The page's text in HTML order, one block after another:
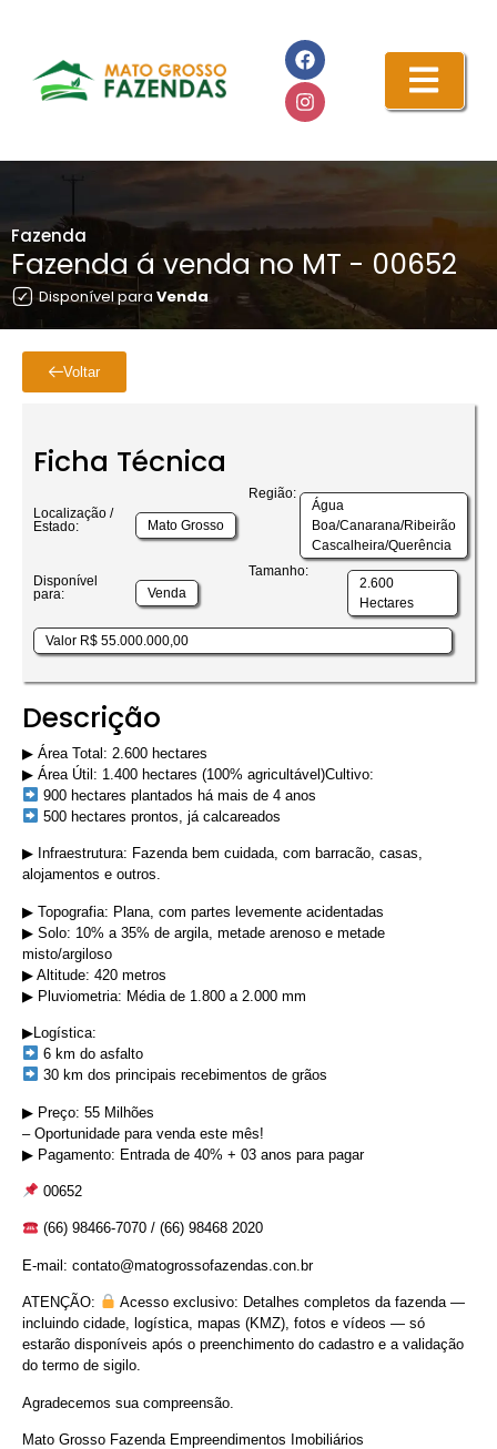
Fazenda
Fazenda á venda no MT - 00652
Disponível para Venda
Voltar
Ficha Técnica
Localização /
Estado:
Mato Grosso
Região:
Água
Boa/Canarana/Ribeirão
Cascalheira/Querência
Disponível
para:
Venda
Tamanho:
2.600
Hectares
Valor R$ 55.000.000,00
Descrição
▶︎ Área Total: 2.600 hectares
▶︎ Área Útil: 1.400 hectares (100% agricultável)Cultivo:
900 hectares plantados há mais de 4 anos
500 hectares prontos, já calcareados
▶︎ Infraestrutura: Fazenda bem cuidada, com barracão, casas,
alojamentos e outros.
▶︎ Topografia: Plana, com partes levemente acidentadas
▶︎ Solo: 10% a 35% de argila, metade arenoso e metade
misto/argiloso
▶︎ Altitude: 420 metros
▶︎ Pluviometria: Média de 1.800 a 2.000 mm
▶︎Logística:
6 km do asfalto
30 km dos principais recebimentos de grãos
▶︎ Preço: 55 Milhões
– Oportunidade para venda este mês!
▶︎ Pagamento: Entrada de 40% + 03 anos para pagar
00652
(66) 98466-7070 / (66) 98468 2020
E-mail: contato@matogrossofazendas.con.br
ATENÇÃO:
Acesso exclusivo: Detalhes completos da fazenda —
incluindo cidade, logística, mapas (KMZ), fotos e vídeos — só
estarão disponíveis após o preenchimento do cadastro e a validação
do termo de sigilo.
Agradecemos sua compreensão.
Mato Grosso Fazenda Empreendimentos Imobiliários